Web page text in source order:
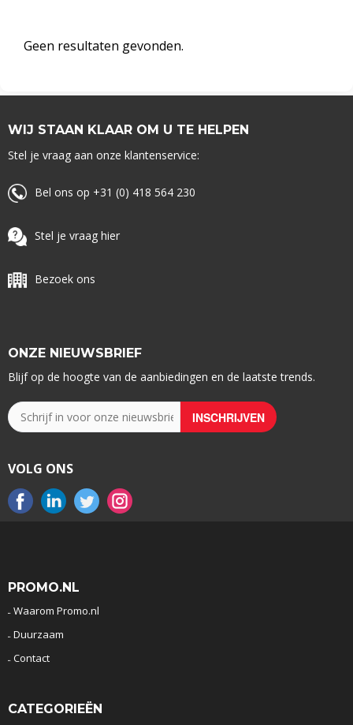
Geen resultaten gevonden.
WIJ STAAN KLAAR OM U TE HELPEN
Stel je vraag aan onze klantenservice:
Bel ons op +31 (0) 418 564 230
Stel je vraag hier
Bezoek ons
ONZE NIEUWSBRIEF
Blijf op de hoogte van de aanbiedingen en de laatste trends.
VOLG ONS
PROMO.NL
Waarom Promo.nl
Duurzaam
Contact
CATEGORIEËN